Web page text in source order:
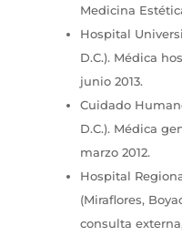
Medicina
Hospital
D.C.). Médica
junio 2013.
Cuidado
D.C.). Médica
marzo 2012.
Hospital
(Miraflores,
consulta